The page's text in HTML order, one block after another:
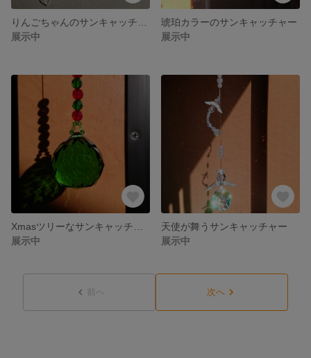
展示中
琥珀カラーのサンキャッチャー
展示中
展示中
天使が舞うサンキャッチャー
展示中
前へ 次へ